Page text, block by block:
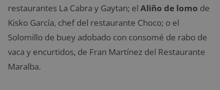
restaurantes La Cabra y Gaytan; el Aliño de lomo de
Kisko García, chef del restaurante Choco; o el
Solomillo de buey adobado con consomé de rabo de
vaca y encurtidos, de Fran Martínez del Restaurante
Maralba.